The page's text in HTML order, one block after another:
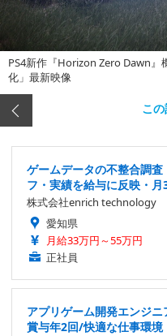
PS4新作『Horizon Zero Dawn』
化」最新映像
こ
ゲームデータの不整合調
フ・実績を給与に反映・
株式会社enrich technology
愛知県
月給33万円～55万円
正社員
アプリゲーム開発エンジ
賞与年2回/快適な仕事環境